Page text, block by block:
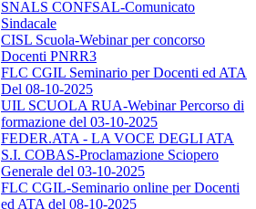
SNALS CONFSAL-Comunicato
Sindacale
CISL Scuola-Webinar per concorso
Docenti PNRR3
FLC CGIL Seminario per Docenti ed ATA
Del 08-10-2025
UIL SCUOLA RUA-Webinar Percorso di
formazione del 03-10-2025
FEDER.ATA - LA VOCE DEGLI ATA
S.I. COBAS-Proclamazione Sciopero
Generale del 03-10-2025
FLC CGIL-Seminario online per Docenti
ed ATA del 08-10-2025